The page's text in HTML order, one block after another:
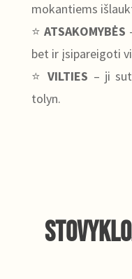
mokantiems
⭐ATSAKOMYBĖS
bet ir įsipareigoti
⭐VILTIES – ji
tolyn.